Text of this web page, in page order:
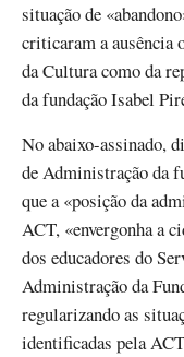
situação de
criticaram a ausência
da Cultura como da
da fundação Isabel
No abaixo-assinado,
de Administração da
que a «posição da
ACT, «envergonha a
dos educadores do
Administração da
regularizando as
identificadas pela